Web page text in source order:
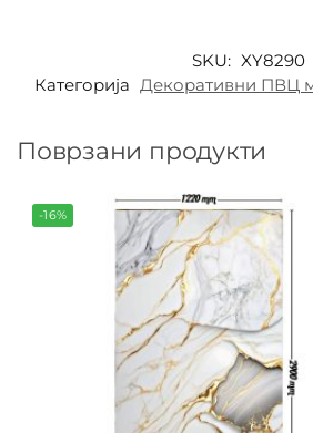
SKU: XY8290
Категорија Декоративни ПВЦ
Поврзани продукти
-16%